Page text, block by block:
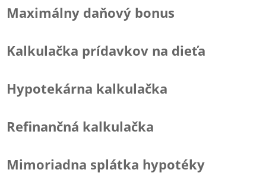
Maximálny daňový bonus
Kalkulačka prídavkov na dieťa
Hypotekárna kalkulačka
Refinančná kalkulačka
Mimoriadna splátka hypotéky